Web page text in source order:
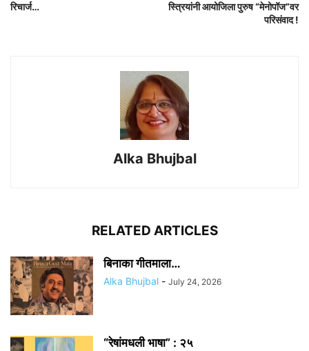
रिचार्ज…
स्त्रियांनी आयोजिला पुरुष “मेनोपॉज”वर
परिसंवाद !
Alka Bhujbal
RELATED ARTICLES
बिनाका गीतमाला…
Alka Bhujbal - July 24, 2026
“रेषांमधली भाषा” : २५